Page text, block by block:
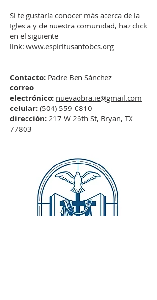
Si te gustaría conocer más acerca de la
Iglesia y de nuestra comunidad, haz click
en el siguiente
link: www.espiritusantobcs.org
Contacto: Padre Ben Sánchez
correo
electrónico: nuevaobra.ie@gmail.com
celular: (504) 559-0810
dirección: 217 W 26th St, Bryan, TX
77803